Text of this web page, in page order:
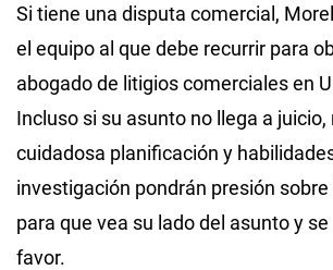
Si tiene una disputa comercial,
el equipo al que debe recurrir para
abogado de litigios comerciales en
Incluso si su asunto no llega a juicio,
cuidadosa planificación y
investigación pondrán presión
para que vea su lado del asunto y
favor.